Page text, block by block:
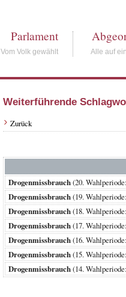
Parlament
Vom Volk gewählt Alle auf
Weiterführende
Zurück
Drogenmissbrauch(20.
Drogenmissbrauch(19.
Drogenmissbrauch(18.
Drogenmissbrauch(17.
Drogenmissbrauch(16.
Drogenmissbrauch(15.
Drogenmissbrauch(14.